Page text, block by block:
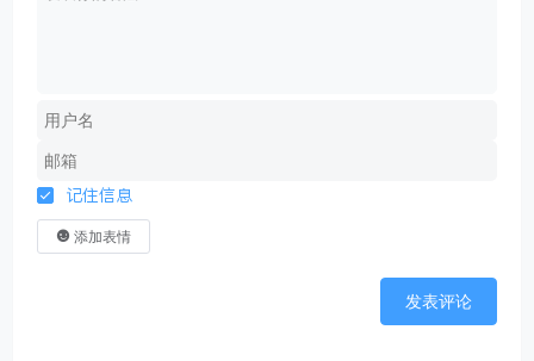
记住信息
添加表情
发表评论